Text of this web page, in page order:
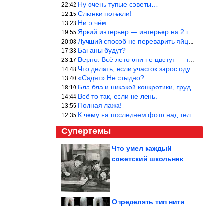
22:42 Ну очень тупые советы…
12:15 Слюнки потекли!
13:23 Ни о чём
19:55 Яркий интерьер — интерьер на 2 года! Человек должен отдыхать в с
20:08 Лучший способ не переварить яйцо — довести его до кипения и выкл
17:33 Бананы будут?
23:17 Верно. Всё лето они не цветут — только в его начале. Достаточно
14:48 Что делать, если участок зарос одуванчиками — ничего.
13:40 «Садят» Не стыдно?
18:10 Бла бла и никакой конкретики, трудно указать наименование рекоме
14:44 Всё то так, если не лень.
13:55 Полная лажа!
12:35 К чему на последнем фото над телевизором две полки? Делают интер
Супертемы
Что умел каждый
советский школьник
Крутая идея из старых
Определять тип нити